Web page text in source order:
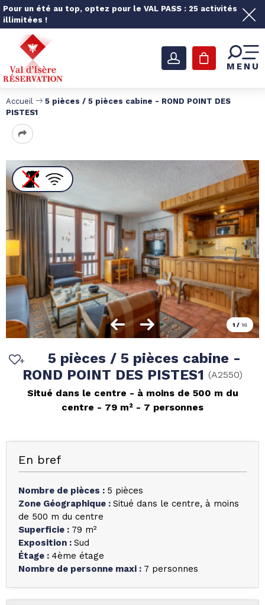
Pour un été au top, optez pour le VAL PASS : 25 activités
illimitées !
MENU
Accueil
5 pièces / 5 pièces cabine - ROND POINT DES
PISTES1
1 / 16
5 pièces / 5 pièces cabine -
ROND POINT DES PISTES1 (A2550)
Situé dans le centre
à moins de 500 m du
centre
79 m² 7 personnes
En bref
Nombre de pièces : 5 pièces
Zone Géographique : Situé dans le centre à moins
de 500 m du centre
Superficie : 79 m²
Exposition : Sud
Étage : 4ème étage
Nombre de personne maxi : 7 personnes